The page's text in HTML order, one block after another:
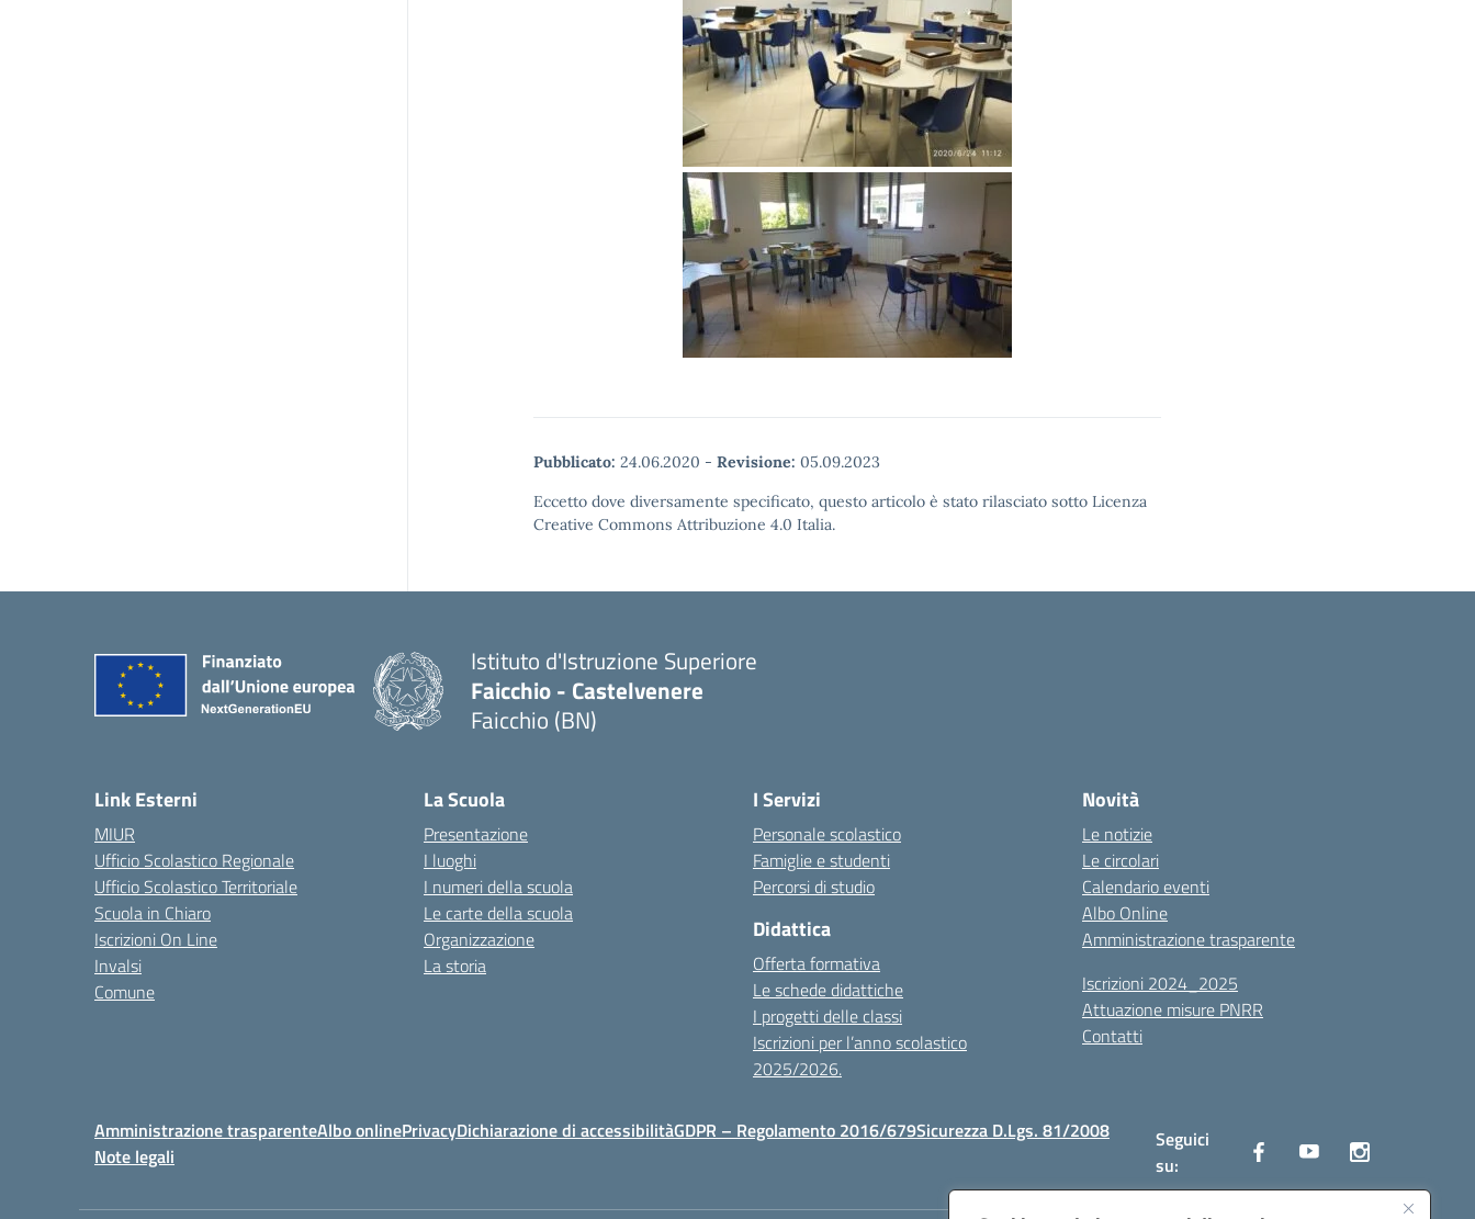
Pubblicato: 24.06.2020 - Revisione: 05.09.2023
Eccetto dove diversamente specificato, questo articolo è stato rilasciato sotto Licenza
Creative Commons Attribuzione 4.0 Italia.
Istituto d'Istruzione Superiore
Faicchio - Castelvenere
Faicchio (BN)
Link Esterni
MIUR
Ufficio Scolastico Regionale
Ufficio Scolastico Territoriale
Scuola in Chiaro
Iscrizioni On Line
Invalsi
Comune
La Scuola
Presentazione
I luoghi
I numeri della scuola
Le carte della scuola
Organizzazione
La storia
I Servizi
Personale scolastico
Famiglie e studenti
Percorsi di studio
Didattica
Offerta formativa
Le schede didattiche
I progetti delle classi
Iscrizioni per l’anno scolastico
2025/2026.
Novità
Le notizie
Le circolari
Calendario eventi
Albo Online
Amministrazione trasparente
Iscrizioni 2024_2025
Attuazione misure PNRR
Contatti
Amministrazione trasparenteAlbo onlinePrivacyDichiarazione di accessibilitàGDPR – Regolamento 2016/679Sicurezza D.Lgs. 81/2008
Note legali
Seguici
su: